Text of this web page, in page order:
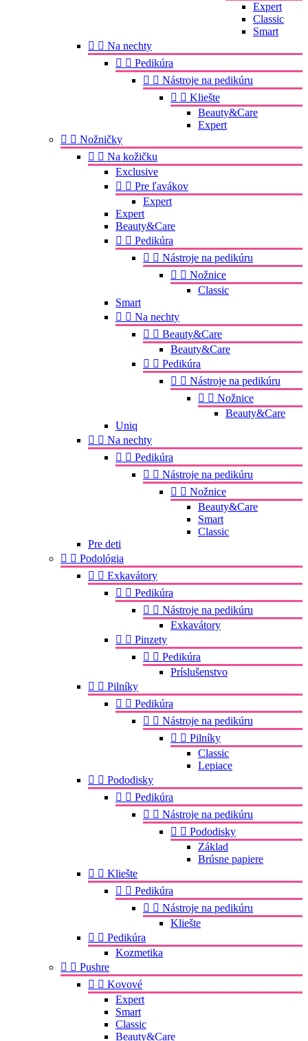
Expert
Classic
Smart
  Na nechty
  Pedikúra
  Nástroje na pedikúru
  Kliešte
Beauty&Care
Expert
  Nožničky
  Na kožičku
Exclusive
  Pre ľavákov
Expert
Expert
Beauty&Care
  Pedikúra
  Nástroje na pedikúru
  Nožnice
Classic
Smart
  Na nechty
  Beauty&Care
Beauty&Care
  Pedikúra
  Nástroje na pedikúru
  Nožnice
Beauty&Care
Uniq
  Na nechty
  Pedikúra
  Nástroje na pedikúru
  Nožnice
Beauty&Care
Smart
Classic
Pre deti
  Podológia
  Exkavátory
  Pedikúra
  Nástroje na pedikúru
Exkavátory
  Pinzety
  Pedikúra
Príslušenstvo
  Pilníky
  Pedikúra
  Nástroje na pedikúru
  Pilníky
Classic
Lepiace
  Pododisky
  Pedikúra
  Nástroje na pedikúru
  Pododisky
Základ
Brúsne papiere
  Kliešte
  Pedikúra
  Nástroje na pedikúru
Kliešte
  Pedikúra
Kozmetika
  Pushre
  Kovové
Expert
Smart
Classic
Beauty&Care